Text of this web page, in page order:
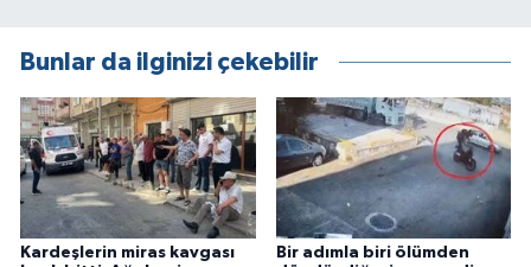
Bunlar da ilginizi çekebilir
Kardeşlerin miras kavgası
Bir adımla biri ölümden